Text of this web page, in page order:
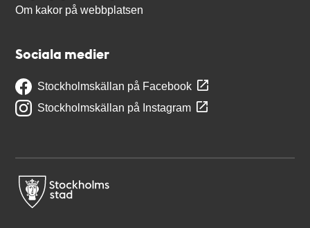
Om kakor på webbplatsen
Sociala medier
Stockholmskällan på Facebook
Stockholmskällan på Instagram